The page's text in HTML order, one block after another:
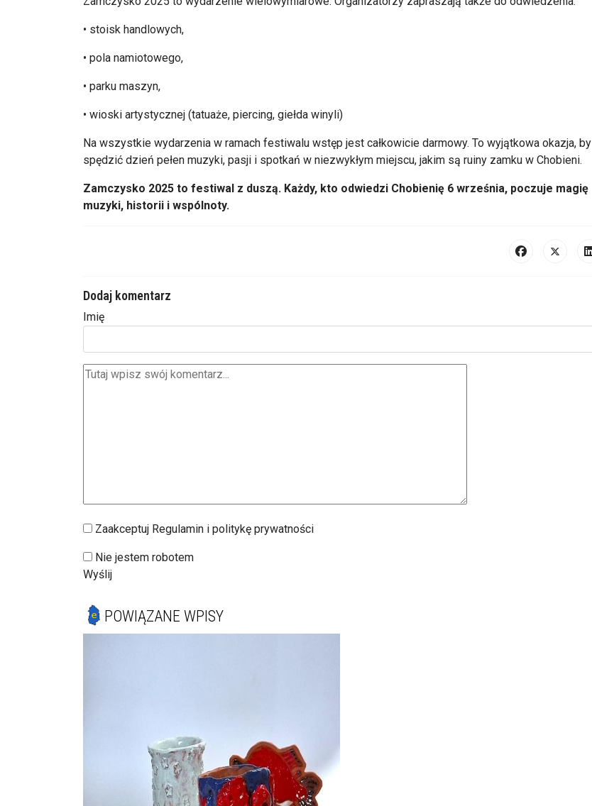
• stoisk handlowych,
• pola namiotowego,
• parku maszyn,
• wioski artystycznej (tatuaże, piercing, giełda winyli)
Na wszystkie wydarzenia w ramach festiwalu wstęp jest całkowicie darmowy. To wyjątkowa okazja, by
spędzić dzień pełen muzyki, pasji i spotkań w niezwykłym miejscu, jakim są ruiny zamku w Chobieni.
Zamczysko 2025 to festiwal z duszą. Każdy, kto odwiedzi Chobienię 6 września, poczuje magię
muzyki, historii i wspólnoty.
Dodaj komentarz
Imię
Zaakceptuj Regulamin i politykę prywatności
Nie jestem robotem
Wyślij
POWIĄZANE WPISY